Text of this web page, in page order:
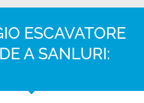
ESCAVATORE
A SANLURI: